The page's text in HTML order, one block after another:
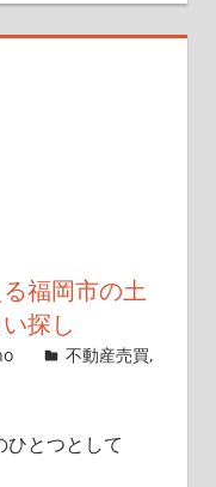
福岡市の土
探し
不動産売買,
ひとつとして